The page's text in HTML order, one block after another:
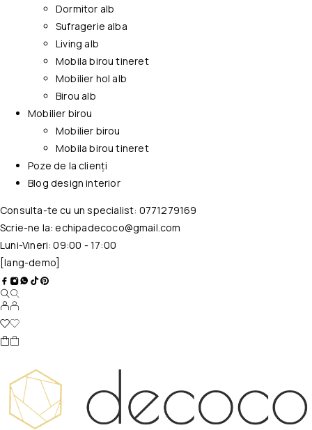
Dormitor alb
Sufragerie alba
Living alb
Mobila birou tineret
Mobilier hol alb
Birou alb
Mobilier birou
Mobilier birou
Mobila birou tineret
Poze de la clienți
Blog design interior
Consulta-te cu un specialist: 0771279169
Scrie-ne la:echipadecoco@gmail.com
Luni-Vineri: 09:00 - 17:00
[lang-demo]